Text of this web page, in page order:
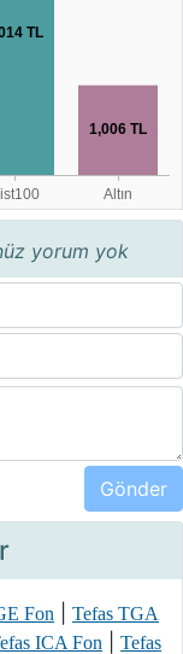
yorum yok
Fon
Tefas TGA
ICA Fon
Tefas